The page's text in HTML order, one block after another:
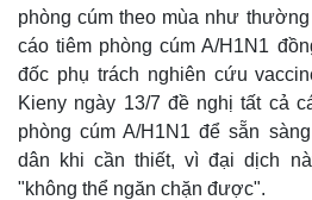
phòng cúm theo mùa như
cáo tiêm phòng cúm A/H1N1
đốc phụ trách nghiên cứu
Kieny ngày 13/7 đề nghị tất cả
phòng cúm A/H1N1 để sẵn
dân khi cần thiết, vì đại dịch
"không thể ngăn chặn được".